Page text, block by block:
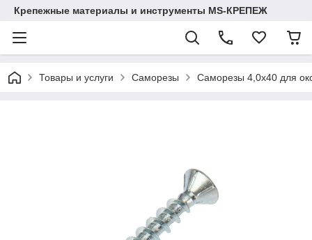
Крепежные материалы и инструменты MS-КРЕПЕЖ
Товары и услуги Саморезы Саморезы 4,0х40 для